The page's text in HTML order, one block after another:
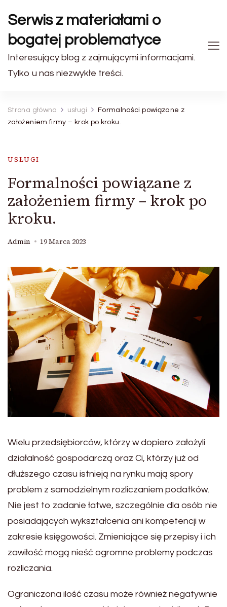
Serwis z materiałami o
bogatej problematyce
Interesujący blog z zajmującymi informacjami.
Tylko u nas niezwykłe treści.
Strona główna usługi
Formalności powiązane z
założeniem firmy – krok po kroku.
USŁUGI
Formalności powiązane z
założeniem firmy – krok po
kroku.
Admin 19 Marca 2023
Wielu przedsiębiorców, którzy w dopiero założyli
działalność gospodarczą oraz Ci, którzy już od
dłuższego czasu istnieją na rynku mają spory
problem z samodzielnym rozliczaniem podatków.
Nie jest to zadanie łatwe, szczególnie dla osób nie
posiadających wykształcenia ani kompetencji w
zakresie księgowości. Zmieniające się przepisy i ich
zawiłość mogą nieść ogromne problemy podczas
rozliczania.
Ograniczona ilość czasu może również negatywnie